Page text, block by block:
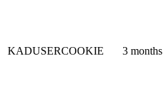
KADUSERCOOKIE 3 months